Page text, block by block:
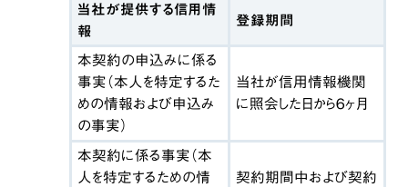
当社が提供する信用情
報
登録期間
本契約の申込みに係る
事実（本人を特定するた
めの情報および申込み
の事実）
当社が信用情報機関
に照会した日から６ヶ月
本契約に係る事実（本
人を特定するための情
契約期間中および契約